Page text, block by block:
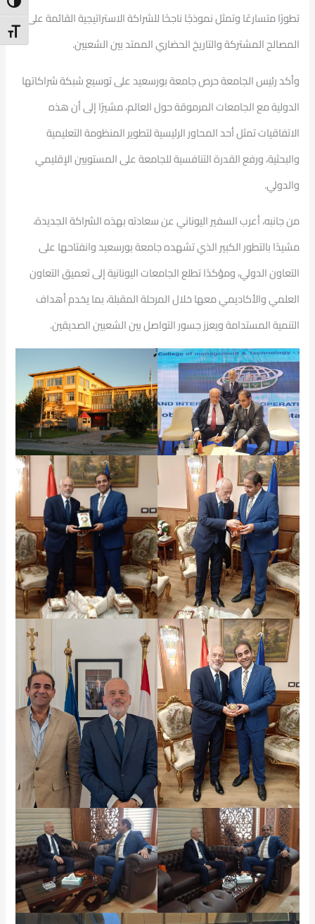
تطورًا متسارعًا وتمثل نموذجًا ناجحًا للشراكة الاستراتيجية القائمة على
المصالح المشتركة والتاريخ الحضاري الممتد بين الشعبين.
وأكد رئيس الجامعة حرص جامعة بورسعيد على توسيع شبكة شراكاتها
الدولية مع الجامعات المرموقة حول العالم، مشيرًا إلى أن هذه
الاتفاقيات تمثل أحد المحاور الرئيسية لتطوير المنظومة التعليمية
والبحثية، ورفع القدرة التنافسية للجامعة على المستويين الإقليمي
والدولي.
من جانبه، أعرب السفير اليوناني عن سعادته بهذه الشراكة الجديدة،
مشيدًا بالتطور الكبير الذي تشهده جامعة بورسعيد وانفتاحها على
التعاون الدولي، ومؤكدًا تطلع الجامعات اليونانية إلى تعميق التعاون
العلمي والأكاديمي معها خلال المرحلة المقبلة، بما يخدم أهداف
التنمية المستدامة ويعزز جسور التواصل بين الشعبين الصديقين.